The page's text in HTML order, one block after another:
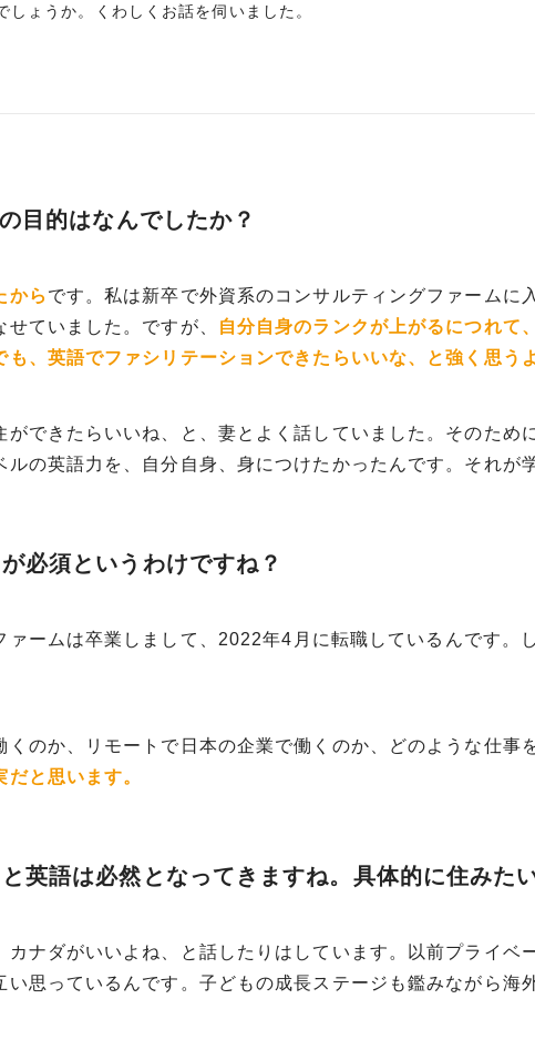
ょうか。くわしくお話を伺いました。
目的はなんでしたか？
から です。私は新卒で外資系のコンサルティングファームに
ていました。ですが、
自分自身のランクが上がるにつれて
、英語でファシリテーションできたらいいな、と強く思う
できたらいいね、と、妻とよく話していました。そのため
の英語力を、自分自身、身につけたかったんです。それが
必須というわけですね？
ームは卒業しまして、2022年4月に転職しているんです。
のか、リモートで日本の企業で働くのか、どのような仕事
と思います。
英語は必然となってきますね。具体的に住みた
ナダがいいよね、と話したりはしています。以前プライベ
思っているんです。子どもの成長ステージも鑑みながら海